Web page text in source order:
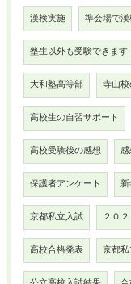
漢検実施 準会場で
塾生以外も受験できます
大和塾高等部 寺山
高校生の自習サポート
高校受験後の感想
保護者アンケート
京都私立入試 ２０
高校合格発表 京都